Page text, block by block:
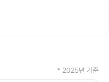
* 2025년 기준